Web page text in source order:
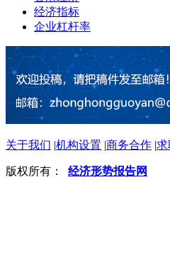
经济指标
企业杠杆率
关于我们 |机构设置 |商务合作 |求
版权所有： 经济形势报告网